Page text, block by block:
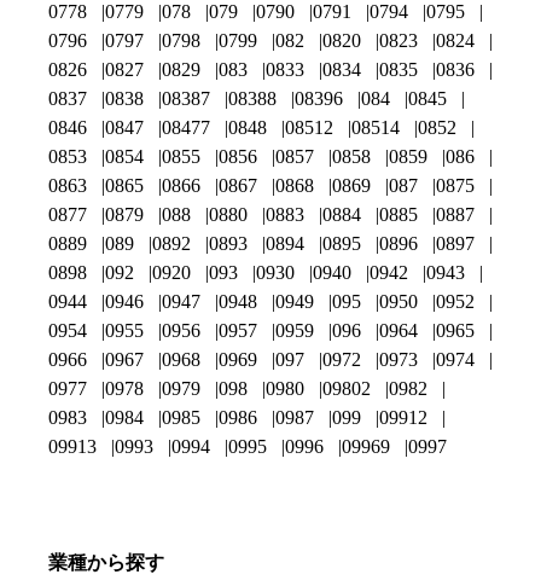
0778
0779 078 079 0790 0791 0794
0795
0796
0797 0798 0799 082 0820 0823
0824
0826
0827 0829 083 0833 0834 0835
0836
0837
0838 08387 08388 08396 084
0845
0846
0847 08477 0848 08512 08514
0852
0853
0854 0855 0856 0857 0858 0859
086
0863
0865 0866 0867 0868 0869 087
0875
0877
0879 088 0880 0883 0884 0885
0887
0889
089 0892 0893 0894 0895 0896
0897
0898
092 0920 093 0930 0940 0942
0943
0944
0946 0947 0948 0949 095 0950
0952
0954
0955 0956 0957 0959 096 0964
0965
0966
0967 0968 0969 097 0972 0973
0974
0977
0978 0979 098 0980 09802
0982
0983
0984 0985 0986 0987 099
09912
09913
0993 0994 0995 0996 09969 0997
業種から探す